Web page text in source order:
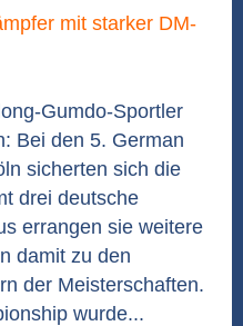
Gumdo-Sportler
Bei den 5. German
sicherten sich die
drei deutsche
errangen sie weitere
damit zu den
der Meisterschaften.
wurde...